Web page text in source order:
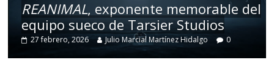
REANIMAL, exponente memorable del
equipo sueco de Tarsier Studios
27 febrero, 2026 Julio Marcial Martínez Hidalgo 0